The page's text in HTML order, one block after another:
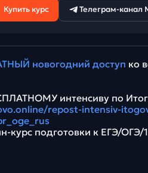
Купить курс Телеграм-канал
новогодний доступ ко
интенсиву по
repost-intensiv-
курс подготовки к ЕГЭ/ОГЭ/